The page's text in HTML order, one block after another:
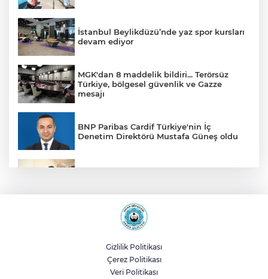
İstanbul Beylikdüzü’nde yaz spor kursları
devam ediyor
MGK'dan 8 maddelik bildiri... Terörsüz
Türkiye, bölgesel güvenlik ve Gazze
mesajı
BNP Paribas Cardif Türkiye'nin İç
Denetim Direktörü Mustafa Güneş oldu
Sakarya’da ücretsiz doğalgaza
kavuşacaklar
Yalova'da makine arızası yapan tanker
güvenli bölgeye çekildi
Gizlilik Politikası
Çerez Politikası
Veri Politikası